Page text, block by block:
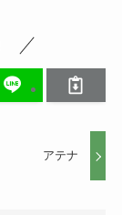
アテナ